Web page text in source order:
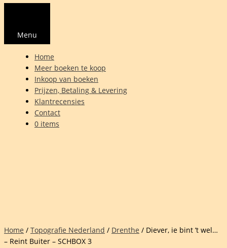
Menu
Home
Meer boeken te koop
Inkoop van boeken
Prijzen, Betaling & Levering
Klantrecensies
Contact
0 items
Home / Topografie Nederland / Drenthe / Diever, ie bint ’t wel…
– Reint Buiter – SCHBOX 3